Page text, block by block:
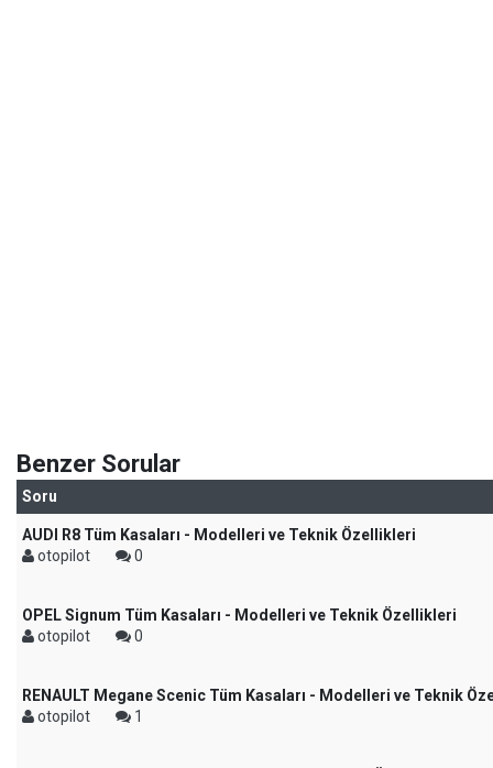
Benzer Sorular
Soru
AUDI R8 Tüm Kasaları - Modelleri ve Teknik Özellikleri
otopilot
0
OPEL Signum Tüm Kasaları - Modelleri ve Teknik Özellikleri
otopilot
0
RENAULT Megane Scenic Tüm Kasaları - Modelleri ve Teknik
otopilot
1